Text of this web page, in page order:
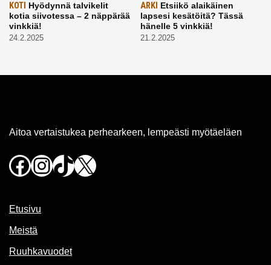
KOTI Hyödynnä talvikelit
kotia siivotessa – 2 näppärää
vinkkiä!
24.2.2025
ARKI Etsiikö alaikäinen
lapsesi kesätöitä? Tässä
hänelle 5 vinkkiä!
21.2.2025
Aitoa vertaistukea perhearkeen, lempeästi myötäeläen
Facebook
Instagram
TikTok
X
Etusivu
Meistä
Ruuhkavuodet